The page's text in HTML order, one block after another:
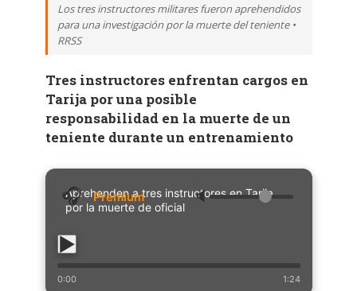
Los tres instructores militares fueron aprehendidos
para una investigación por la muerte del teniente •
RRSS
Tres instructores enfrentan cargos en
Tarija por una posible
responsabilidad en la muerte de un
teniente durante un entrenamiento
Aprehenden a tres instructores en Tarija
por la muerte de oficial
🔈
0:00 1:24